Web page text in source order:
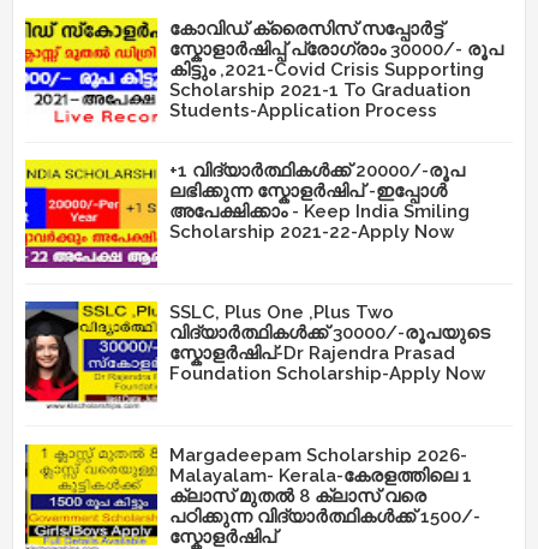
കോവിഡ് ക്രൈസിസ് സപ്പോർട്ട്
സ്കോളാർഷിപ്പ് പ്രോഗ്രാം 30000/- രൂപ
കിട്ടും ,2021-Covid Crisis Supporting
Scholarship 2021-1 To Graduation
Students-Application Process
+1 വിദ്യാർത്ഥികൾക്ക് 20000/-രൂപ
ലഭിക്കുന്ന സ്കോളർഷിപ് -ഇപ്പോൾ
അപേക്ഷിക്കാം - Keep India Smiling
Scholarship 2021-22-Apply Now
SSLC, Plus One ,Plus Two
വിദ്യാർത്ഥികൾക്ക് 30000/-രൂപയുടെ
സ്കോളർഷിപ്-Dr Rajendra Prasad
Foundation Scholarship-Apply Now
Margadeepam Scholarship 2026-
Malayalam- Kerala-കേരളത്തിലെ 1
ക്ലാസ് മുതൽ 8 ക്ലാസ് വരെ
പഠിക്കുന്ന വിദ്യാർത്ഥികൾക്ക് 1500/-
സ്കോളർഷിപ്